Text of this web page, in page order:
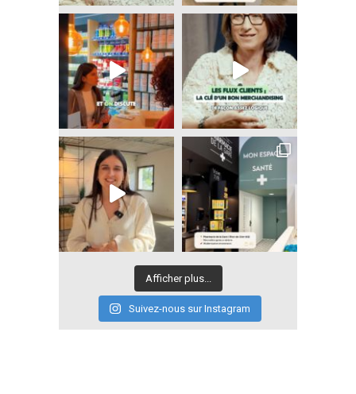
Afficher plus...
Suivez-nous sur Instagram